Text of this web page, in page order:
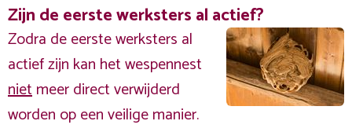
Zijn de eerste werksters al actief?
Zodra de eerste werksters al
actief zijn kan het wespennest
nietmeer direct verwijderd
worden op een veilige manier.